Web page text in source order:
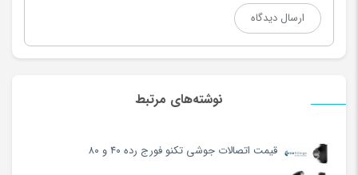
نوشته‌های مرتبط
قیمت اتصالات جوشی تکنو فورج رده ۴۰ و ۸۰